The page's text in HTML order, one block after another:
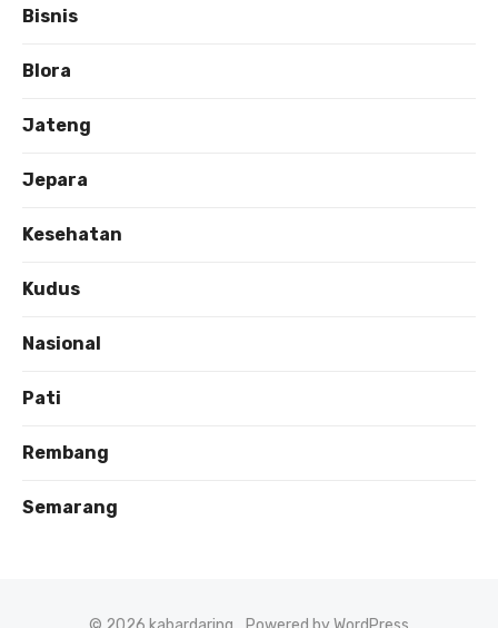
Bisnis
Blora
Jateng
Jepara
Kesehatan
Kudus
Nasional
Pati
Rembang
Semarang